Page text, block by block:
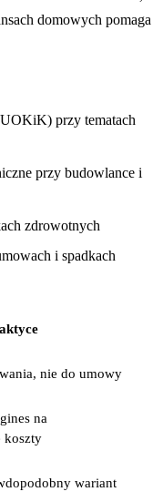
domowych pomaga
przy tematach
przy budowlance i
zdrowotnych
i spadkach
nie do umowy
na
koszty
wariant